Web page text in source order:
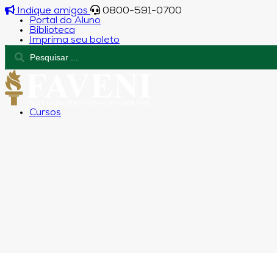
Indique amigos
0800-591-0700
Portal do Aluno
Biblioteca
Imprima seu boleto
Cursos